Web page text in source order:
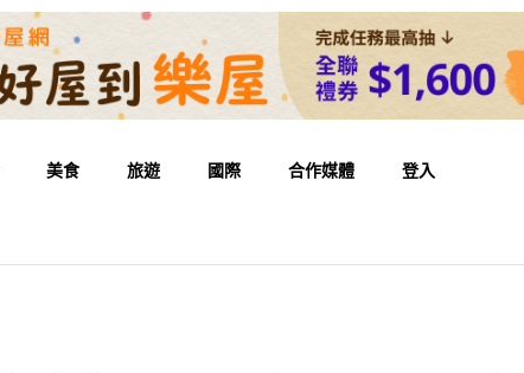
美食 旅遊 國際 合作媒體 登入